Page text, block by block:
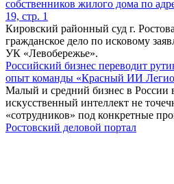
собственников жилого дома по
19, стр. 1
Кировский районный суд г.
гражданское дело по исковому
УК «Левобережье».
Российский бизнес переводит
опыт команды «Красный ИИ
Малый и средний бизнес в России
искусственный интеллект не
«сотрудников» под конкретные
Ростовский деловой портал